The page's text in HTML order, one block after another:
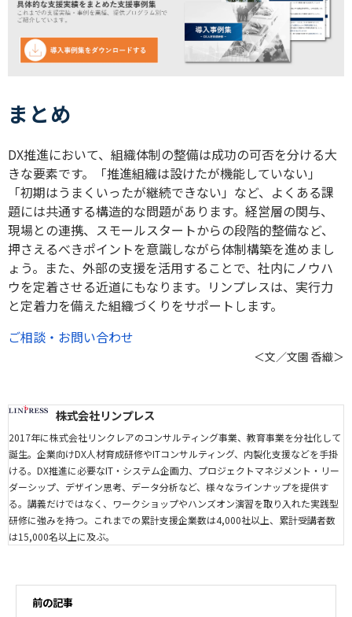
まとめ
DX推進において、組織体制の整備は成功の可否を分ける大
きな要素です。「推進組織は設けたが機能していない」
「初期はうまくいったが継続できない」など、よくある課
題には共通する構造的な問題があります。経営層の関与、
現場との連携、スモールスタートからの段階的整備など、
押さえるべきポイントを意識しながら体制構築を進めまし
ょう。また、外部の支援を活用することで、社内にノウハ
ウを定着させる近道にもなります。リンプレスは、実行力
と定着力を備えた組織づくりをサポートします。
ご相談・お問い合わせ
＜文／文園 香織＞
株式会社リンプレス
2017年に株式会社リンクレアのコンサルティング事業、教育事業を分社化して
誕生。企業向けDX人材育成研修やITコンサルティング、内製化支援などを手掛
ける。DX推進に必要なIT・システム企画力、プロジェクトマネジメント・リー
ダーシップ、デザイン思考、データ分析など、様々なラインナップを提供す
る。講義だけではなく、ワークショップやハンズオン演習を取り入れた実践型
研修に強みを持つ。これまでの累計支援企業数は4,000社以上、累計受講者数
は15,000名以上に及ぶ。
前の記事